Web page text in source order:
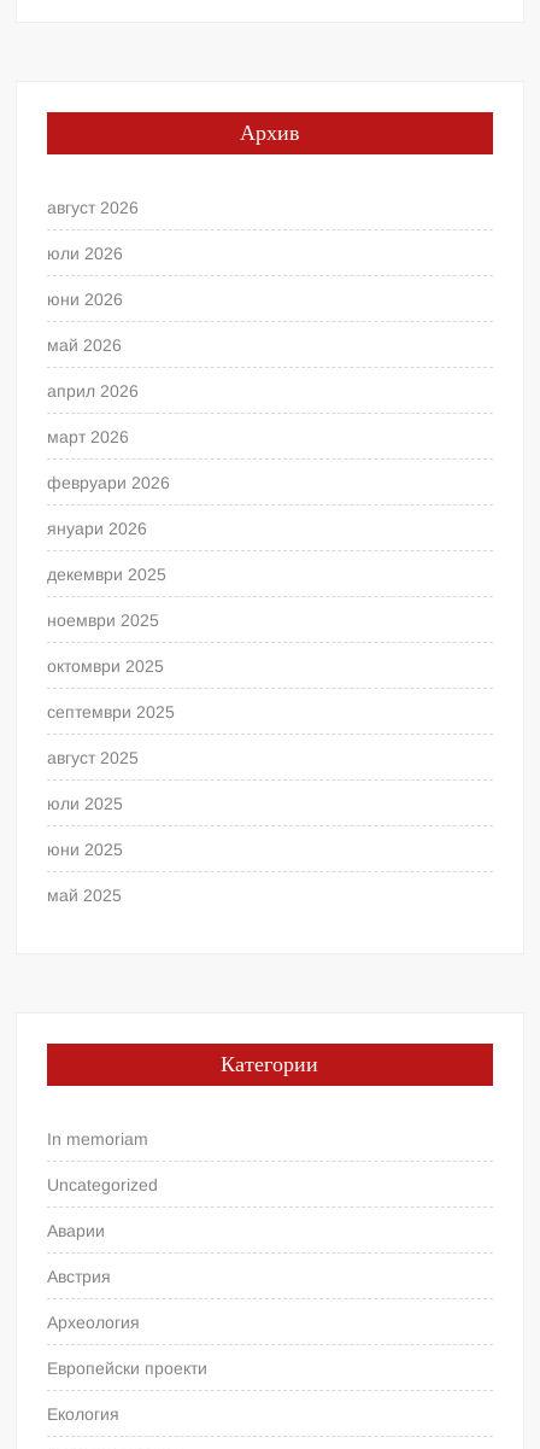
Архив
август 2026
юли 2026
юни 2026
май 2026
април 2026
март 2026
февруари 2026
януари 2026
декември 2025
ноември 2025
октомври 2025
септември 2025
август 2025
юли 2025
юни 2025
май 2025
Категории
In memoriam
Uncategorized
Аварии
Австрия
Археология
Европейски проекти
Екология